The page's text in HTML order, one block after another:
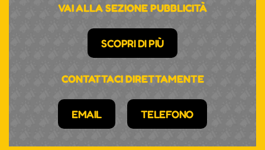
VAI ALLA SEZIONE PUBBLICITÀ
SCOPRI DI PIÙ
CONTATTACI DIRETTAMENTE
EMAIL TELEFONO